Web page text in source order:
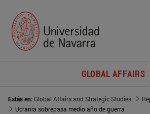
GLOBAL AFFAIRS
Estás en:Global Affairs and Strategic Studies
Ucrania sobrepasa medio año de guerra